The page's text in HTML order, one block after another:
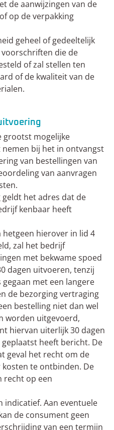
de aanwijzingen van de
op de verpakking
geheel of gedeeltelijk
voorschriften die de
of zal stellen ten
of de kwaliteit van de
grootst mogelijke
bij het in ontvangst
van bestellingen van
van aanvragen
geldt het adres dat de
kenbaar heeft
hierover in lid 4
zal het bedrijf
met bekwame spoed
dagen uitvoeren, tenzij
met een langere
de bezorging vertraging
bestelling niet dan wel
worden uitgevoerd,
hiervan uiterlijk 30 dagen
heeft bericht. De
geval het recht om de
te ontbinden. De
recht op een
indicatief. Aan eventuele
de consument geen
van een termijn